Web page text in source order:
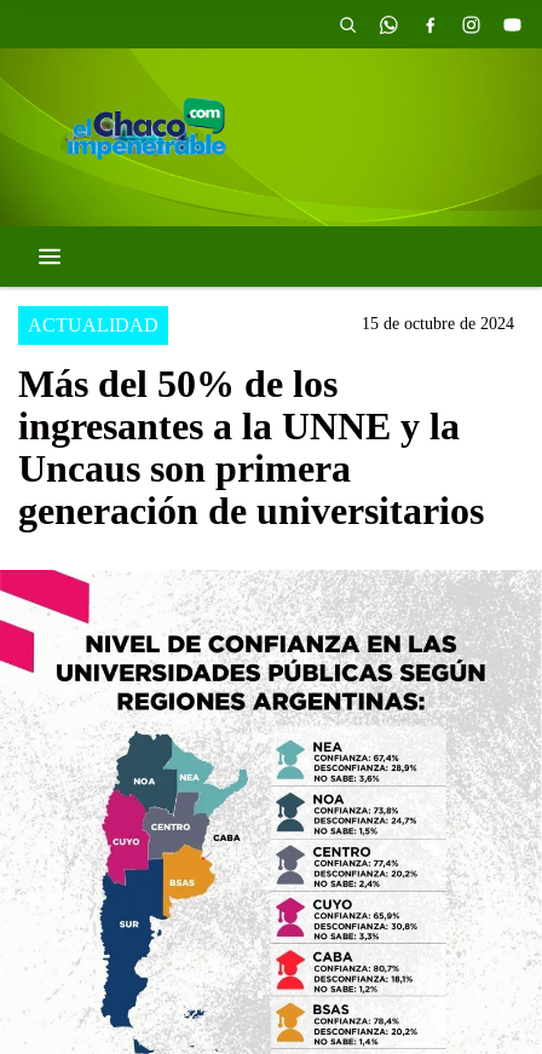
ACTUALIDAD 15 de octubre de 2024
Más del 50% de los
ingresantes a la UNNE y la
Uncaus son primera
generación de universitarios